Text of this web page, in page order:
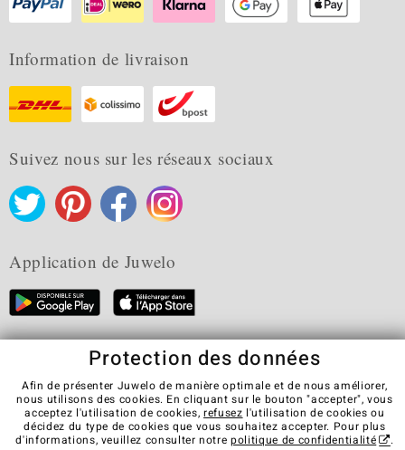
Information de livraison
Suivez nous sur les réseaux sociaux
Application de Juwelo
CGV Protection des données
Cookies
Visit our stores in other countries:
Protection des données
Afin de présenter Juwelo de manière optimale et de nous améliorer,
nous utilisons des cookies. En cliquant sur le bouton "accepter", vous
acceptez l'utilisation de cookies, refusez l'utilisation de cookies ou
décidez du type de cookies que vous souhaitez accepter. Pour plus
d'informations, veuillez consulter notrepolitique de confidentialité .